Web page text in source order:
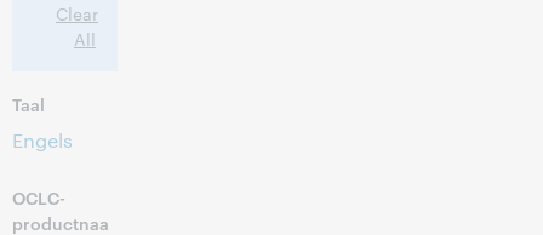
Clear
All
Taal
Engels
OCLC-
productnaa